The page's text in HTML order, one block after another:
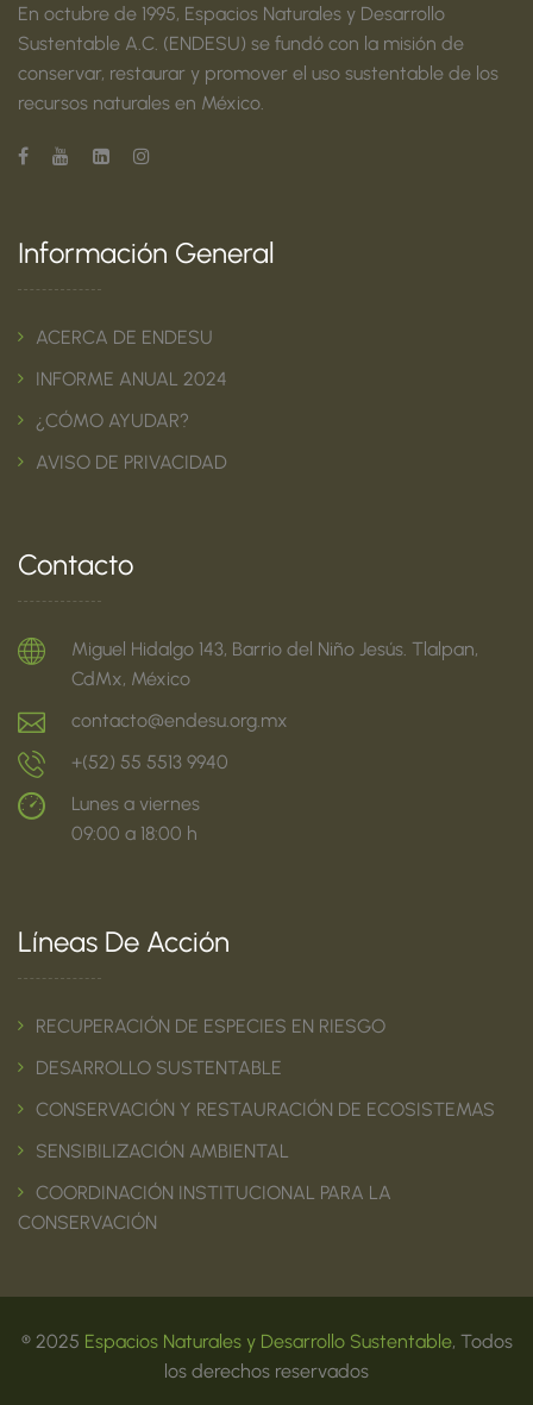
En octubre de 1995, Espacios Naturales y Desarrollo
Sustentable A.C. (ENDESU) se fundó con la misión de
conservar, restaurar y promover el uso sustentable de los
recursos naturales en México.
Información General
ACERCA DE ENDESU
INFORME ANUAL 2024
¿CÓMO AYUDAR?
AVISO DE PRIVACIDAD
Contacto
Miguel Hidalgo 143, Barrio del Niño Jesús. Tlalpan,
CdMx, México
contacto@endesu.org.mx
+(52) 55 5513 9940
Lunes a viernes
09:00 a 18:00 h
Líneas De Acción
RECUPERACIÓN DE ESPECIES EN RIESGO
DESARROLLO SUSTENTABLE
CONSERVACIÓN Y RESTAURACIÓN DE ECOSISTEMAS
SENSIBILIZACIÓN AMBIENTAL
COORDINACIÓN INSTITUCIONAL PARA LA
CONSERVACIÓN
® 2025 Espacios Naturales y Desarrollo Sustentable, Todos
los derechos reservados